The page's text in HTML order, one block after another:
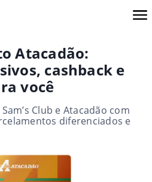
Atacadão:
cashback e
você
Club e Atacadão com
diferenciados e